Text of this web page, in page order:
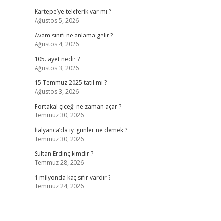
Kartepe’ye teleferik var mı ?
Ağustos 5, 2026
Avam sınıfı ne anlama gelir ?
Ağustos 4, 2026
105. ayet nedir ?
Ağustos 3, 2026
15 Temmuz 2025 tatil mi ?
Ağustos 3, 2026
Portakal çiçeği ne zaman açar ?
Temmuz 30, 2026
İtalyanca’da iyi günler ne demek ?
Temmuz 30, 2026
Sultan Erdinç kimdir ?
Temmuz 28, 2026
1 milyonda kaç sıfır vardır ?
Temmuz 24, 2026